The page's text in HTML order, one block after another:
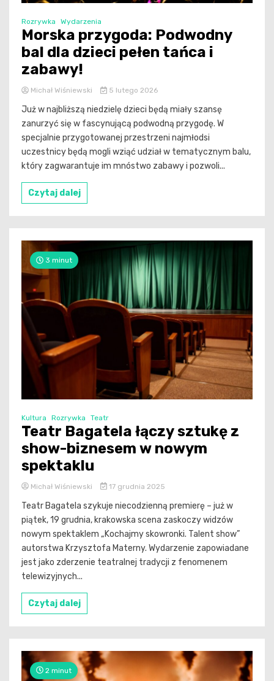
Rozrywka Wydarzenia
Morska przygoda: Podwodny
bal dla dzieci pełen tańca i
zabawy!
Michał Wiśniewski 5 lutego 2026
Już w najbliższą niedzielę dzieci będą miały szansę
zanurzyć się w fascynującą podwodną przygodę. W
specjalnie przygotowanej przestrzeni najmłodsi
uczestnicy będą mogli wziąć udział w tematycznym balu,
który zagwarantuje im mnóstwo zabawy i pozwoli...
Czytaj dalej
3 minut
Kultura Rozrywka Teatr
Teatr Bagatela łączy sztukę z
show-biznesem w nowym
spektaklu
Michał Wiśniewski 17 grudnia 2025
Teatr Bagatela szykuje niecodzienną premierę – już w
piątek, 19 grudnia, krakowska scena zaskoczy widzów
nowym spektaklem „Kochajmy skowronki. Talent show”
autorstwa Krzysztofa Materny. Wydarzenie zapowiadane
jest jako zderzenie teatralnej tradycji z fenomenem
telewizyjnych...
Czytaj dalej
2 minut